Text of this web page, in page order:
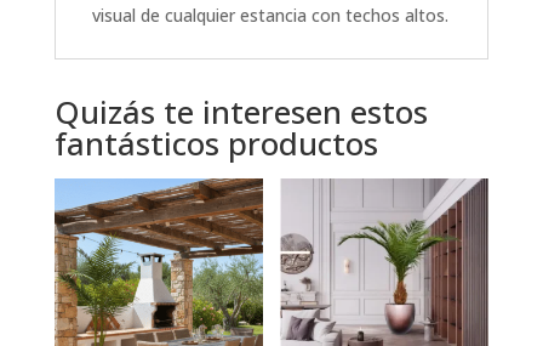
visual de cualquier estancia con techos altos.
Quizás te interesen estos
fantásticos productos